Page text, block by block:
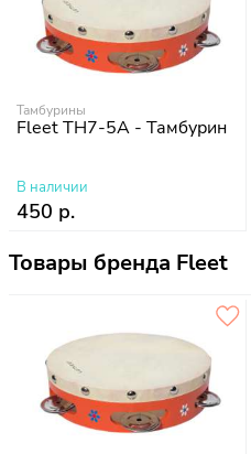
Тамбурины
Fleet TH7-5A - Тамбурин
В наличии
450 р.
Товары бренда Fleet